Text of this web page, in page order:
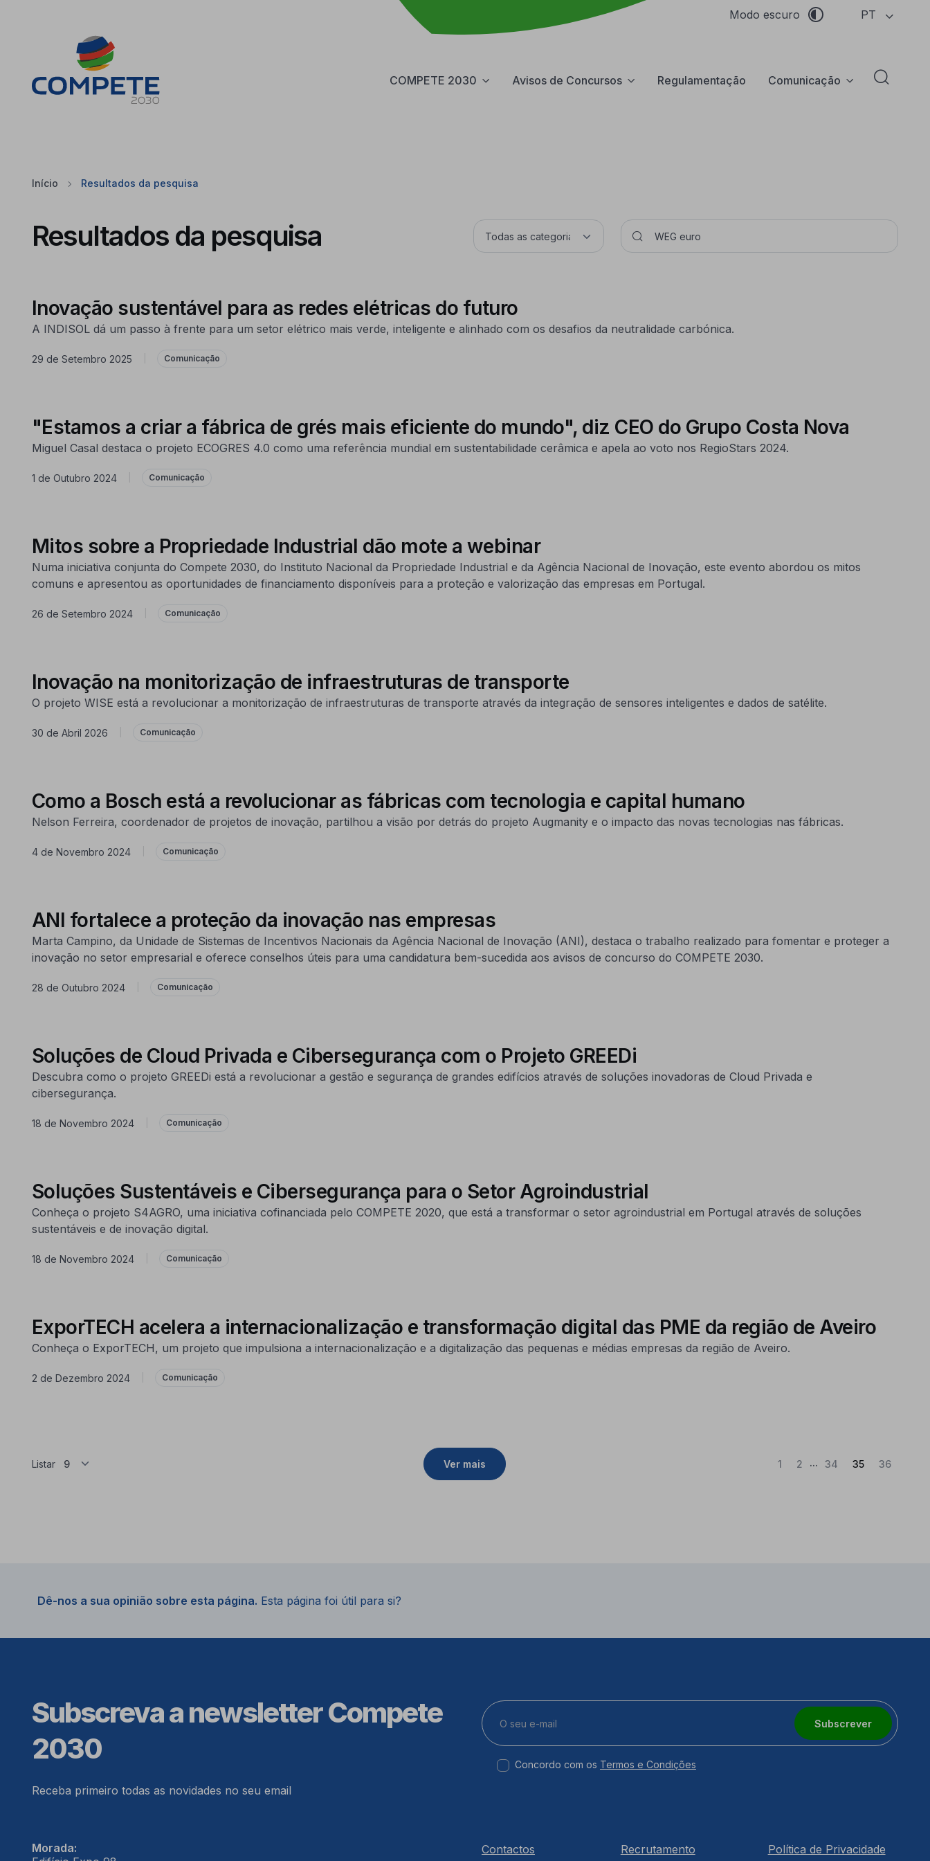
Modo escuro PT
COMPETE 2030 Avisos de Concursos Regulamentação Comunicação Abrir
Início Resultados da pesquisa
Resultados da pesquisa
Inovação sustentável para as redes elétricas do futuro
A INDISOL dá um passo à frente para um setor elétrico mais verde, inteligente e alinhado com os desafios da neutralidade carbónica.
29 de Setembro 2025 Comunicação
"Estamos a criar a fábrica de grés mais eficiente do mundo", diz CEO do Grupo Costa Nova
Miguel Casal destaca o projeto ECOGRES 4.0 como uma referência mundial em sustentabilidade cerâmica e apela ao voto nos RegioStars 2024.
1 de Outubro 2024 Comunicação
Mitos sobre a Propriedade Industrial dão mote a webinar
Numa iniciativa conjunta do Compete 2030, do Instituto Nacional da Propriedade Industrial e da Agência Nacional de Inovação, este evento abordou os mitos
comuns e apresentou as oportunidades de financiamento disponíveis para a proteção e valorização das empresas em Portugal.
26 de Setembro 2024 Comunicação
Inovação na monitorização de infraestruturas de transporte
O projeto WISE está a revolucionar a monitorização de infraestruturas de transporte através da integração de sensores inteligentes e dados de satélite.
30 de Abril 2026 Comunicação
Como a Bosch está a revolucionar as fábricas com tecnologia e capital humano
Nelson Ferreira, coordenador de projetos de inovação, partilhou a visão por detrás do projeto Augmanity e o impacto das novas tecnologias nas fábricas.
4 de Novembro 2024 Comunicação
ANI fortalece a proteção da inovação nas empresas
Marta Campino, da Unidade de Sistemas de Incentivos Nacionais da Agência Nacional de Inovação (ANI), destaca o trabalho realizado para fomentar e proteger a
inovação no setor empresarial e oferece conselhos úteis para uma candidatura bem-sucedida aos avisos de concurso do COMPETE 2030.
28 de Outubro 2024 Comunicação
Soluções de Cloud Privada e Cibersegurança com o Projeto GREEDi
Descubra como o projeto GREEDi está a revolucionar a gestão e segurança de grandes edifícios através de soluções inovadoras de Cloud Privada e
cibersegurança.
18 de Novembro 2024 Comunicação
Soluções Sustentáveis e Cibersegurança para o Setor Agroindustrial
Conheça o projeto S4AGRO, uma iniciativa cofinanciada pelo COMPETE 2020, que está a transformar o setor agroindustrial em Portugal através de soluções
sustentáveis e de inovação digital.
18 de Novembro 2024 Comunicação
ExporTECH acelera a internacionalização e transformação digital das PME da região de Aveiro
Conheça o ExporTECH, um projeto que impulsiona a internacionalização e a digitalização das pequenas e médias empresas da região de Aveiro.
2 de Dezembro 2024 Comunicação
Listar Ver mais 1 2 ... 34 35(Atual)
36
Dê-nos a sua opinião sobre esta página. Esta página foi útil para si?
Subscreva a newsletter Compete
2030
Receba primeiro todas as novidades no seu email
Subscrever
Concordo com os Termos e Condições
Morada:
Contactos Recrutamento
Política de Privacidade